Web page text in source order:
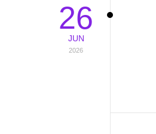
26
JUN
2026